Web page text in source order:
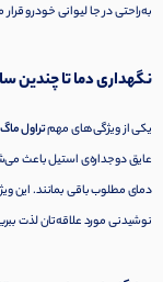
به‌راحتی در جا لیوانی خودرو
نگهداری دما تا چندین
یکی از ویژگی‌های مهمتراول ماگ
دمای مطلوب باقی بمانند. این
نوشیدنی مورد علاقه‌تان لذت